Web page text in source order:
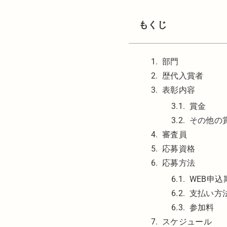
もくじ
部門
歴代入賞者
表彰内容
賞金
その他の
審査員
応募資格
応募方法
WEB申込
支払い方
参加料
スケジュール